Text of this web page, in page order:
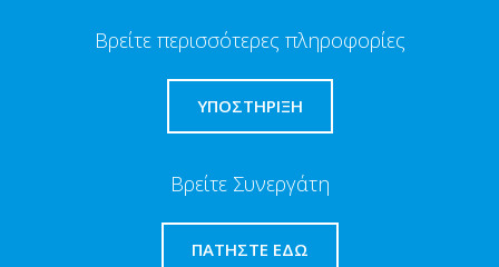
Βρείτε περισσότερες πληροφορίες
ΥΠΟΣΤΗΡΙΞΗ
Βρείτε Συνεργάτη
ΠΑΤΉΣΤΕ ΕΔΏ